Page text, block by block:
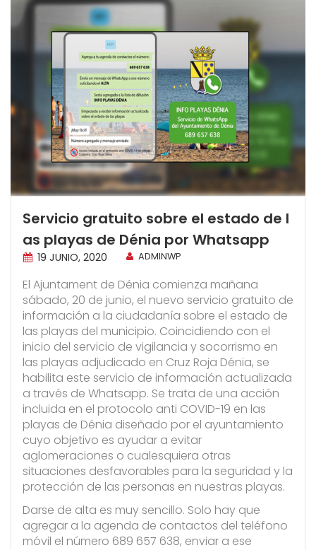
Servicio gratuito sobre el estado de l
as playas de Dénia por Whatsapp
19 JUNIO, 2020 ADMINWP
El Ajuntament de Dénia comienza mañana
sábado, 20 de junio, el nuevo servicio gratuito de
información a la ciudadanía sobre el estado de
las playas del municipio. Coincidiendo con el
inicio del servicio de vigilancia y socorrismo en
las playas adjudicado en Cruz Roja Dénia, se
habilita este servicio de información actualizada
a través de Whatsapp. Se trata de una acción
incluida en el protocolo anti COVID-19 en las
playas de Dénia diseñado por el ayuntamiento
cuyo objetivo es ayudar a evitar
aglomeraciones o cualesquiera otras
situaciones desfavorables para la seguridad y la
protección de las personas en nuestras playas.
Darse de alta es muy sencillo. Solo hay que
agregar a la agenda de contactos del teléfono
móvil el número 689 657 638, enviar a ese